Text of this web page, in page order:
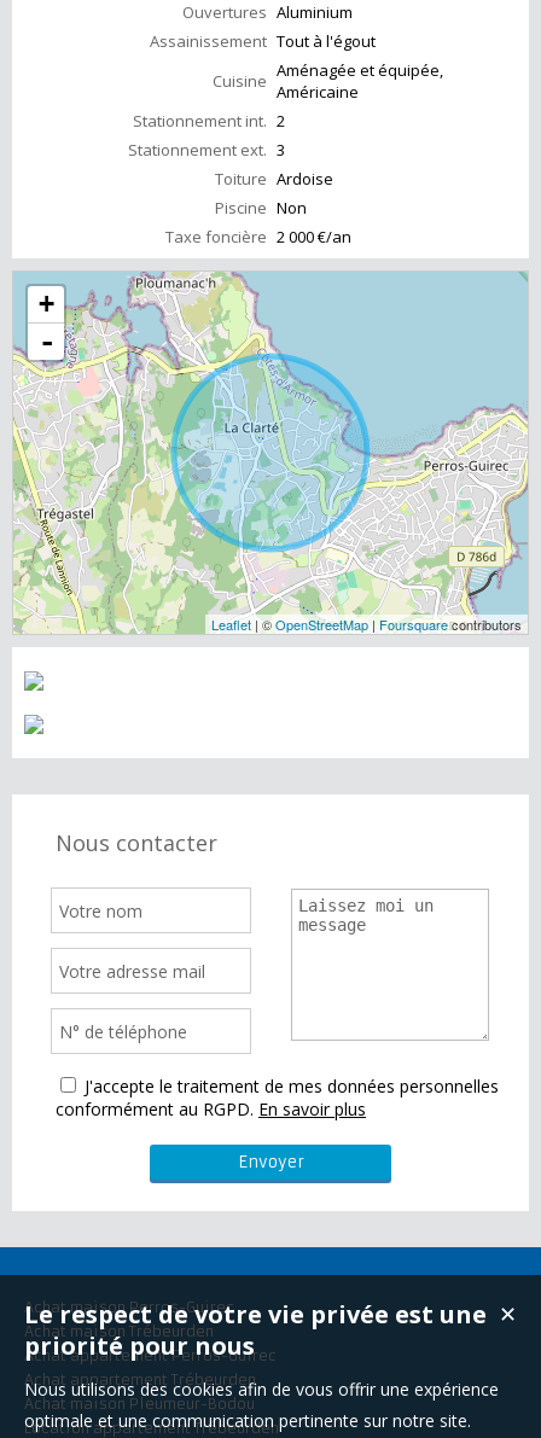
Ouvertures Aluminium
Assainissement Tout à l'égout
Cuisine Aménagée et équipée,
Américaine
Stationnement int. 2
Stationnement ext. 3
Toiture Ardoise
Piscine Non
Taxe foncière 2 000 €/an
+
-
Leaflet | ©OpenStreetMap| Foursquarecontributors
Nous contacter
J'accepte le traitement de mes données personnelles
conformément au RGPD. En savoir plus
Achat maison Perros-Guirec
Achat maison Trébeurden
Achat appartement Perros-Guirec
Achat appartement Trébeurden
Achat maison Pleumeur-Bodou
Location appartement Trébeurden
✕
Le respect de votre vie privée est une
priorité pour nous
Nous utilisons des cookies afin de vous offrir une expérience
optimale et une communication pertinente sur notre site.